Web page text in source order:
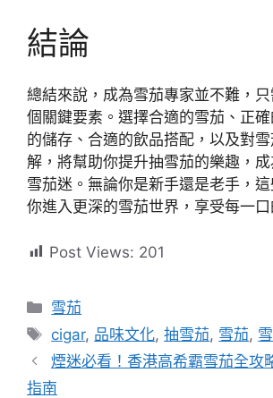
結論
總結來說，成為雪茄專家並不難，
個關鍵要素。選擇合適的雪茄、正
的儲存、合適的飲品搭配，以及對
解，將幫助你提升抽雪茄的樂趣，
雪茄迷。無論你是新手還是老手，
你進入更深的雪茄世界，享受每一口
Post Views: 201
分
類
雪茄
標
籤
cigar, 品味文化,抽雪茄, 雪茄,
煙迷必看！香港高希霸雪茄全攻
指南